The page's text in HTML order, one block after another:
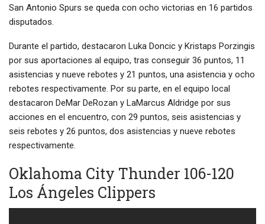
San Antonio Spurs se queda con ocho victorias en 16 partidos
disputados.
Durante el partido, destacaron Luka Doncic y Kristaps Porzingis
por sus aportaciones al equipo, tras conseguir 36 puntos, 11
asistencias y nueve rebotes y 21 puntos, una asistencia y ocho
rebotes respectivamente. Por su parte, en el equipo local
destacaron DeMar DeRozan y LaMarcus Aldridge por sus
acciones en el encuentro, con 29 puntos, seis asistencias y
seis rebotes y 26 puntos, dos asistencias y nueve rebotes
respectivamente.
Oklahoma City Thunder 106-120
Los Ángeles Clippers